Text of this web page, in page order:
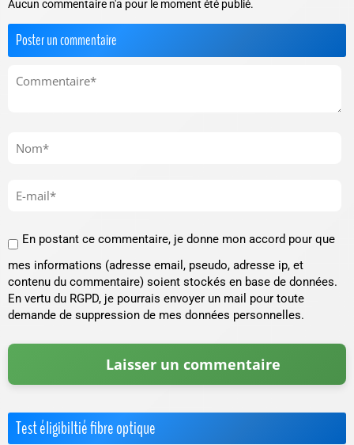
Aucun commentaire n'a pour le moment été publié.
Poster un commentaire
En postant ce commentaire, je donne mon accord pour que
mes informations (adresse email, pseudo, adresse ip, et
contenu du commentaire) soient stockés en base de données.
En vertu du RGPD, je pourrais envoyer un mail pour toute
demande de suppression de mes données personnelles.
Test éligibiltié fibre optique